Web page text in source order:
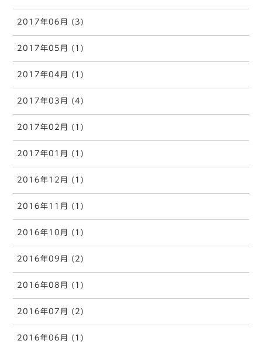
2017年06月 (3)
2017年05月 (1)
2017年04月 (1)
2017年03月 (4)
2017年02月 (1)
2017年01月 (1)
2016年12月 (1)
2016年11月 (1)
2016年10月 (1)
2016年09月 (2)
2016年08月 (1)
2016年07月 (2)
2016年06月 (1)